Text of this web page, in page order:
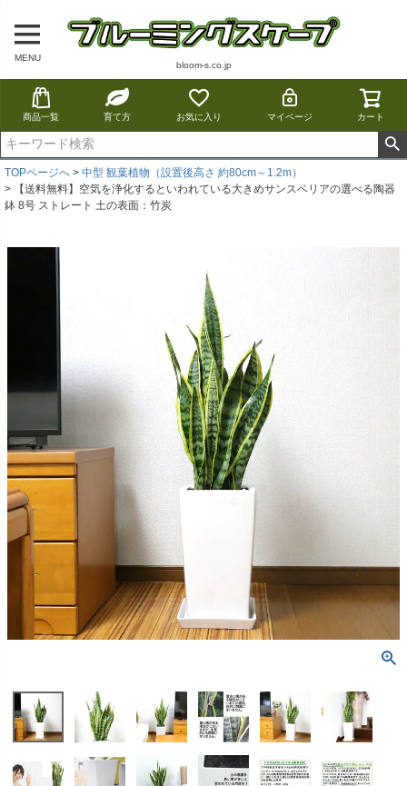
MENU
bloom-s.co.jp
商品一覧 育て方 お気に入り マイページ カート
TOPページへ
中型 観葉植物（設置後高さ 約80cm～1.2m）
【送料無料】空気を浄化するといわれている大きめサンスベリアの選べる陶器
鉢 8号 ストレート 土の表面：竹炭